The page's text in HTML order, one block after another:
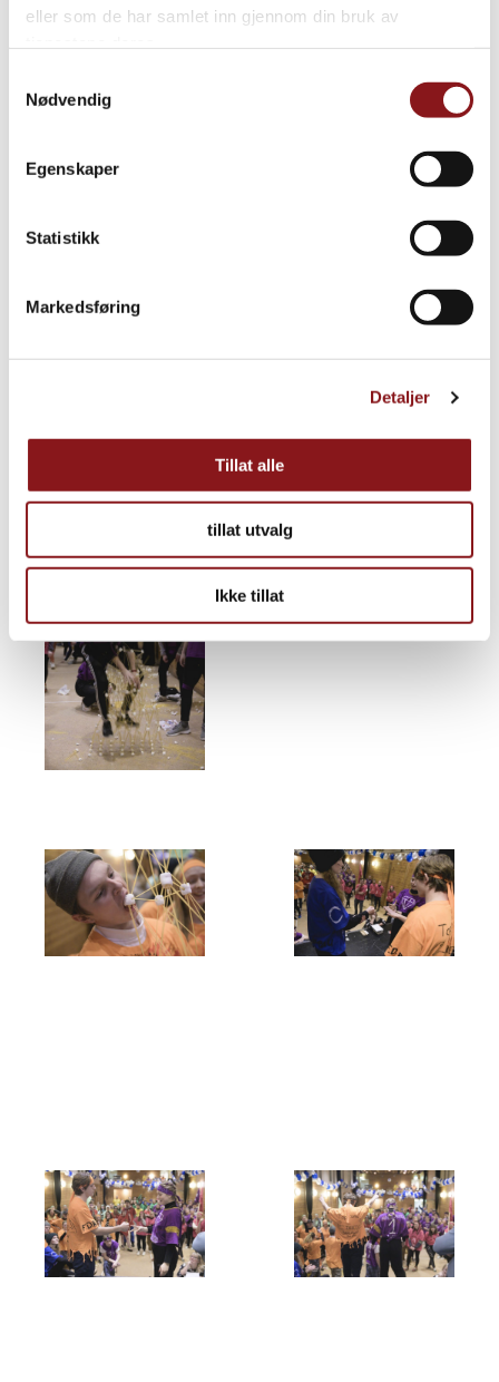
eller som de har samlet inn gjennom din bruk av
Nødvendig
Egenskaper
Statistikk
Markedsføring
Detaljer
Tillat alle
tillat utvalg
Ikke tillat